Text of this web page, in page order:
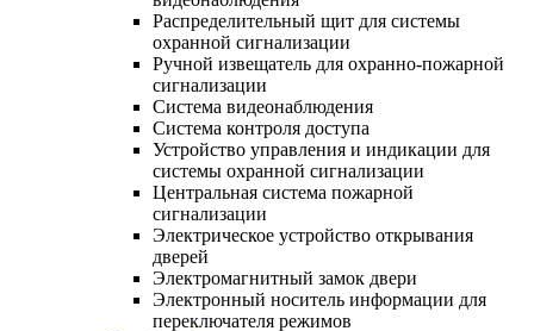
Распределительный щит для системы
охранной сигнализации
Ручной извещатель для охранно-пожарной
сигнализации
Система видеонаблюдения
Система контроля доступа
Устройство управления и индикации для
системы охранной сигнализации
Центральная система пожарной
сигнализации
Электрическое устройство открывания
дверей
Электромагнитный замок двери
Электронный носитель информации для
переключателя режимов